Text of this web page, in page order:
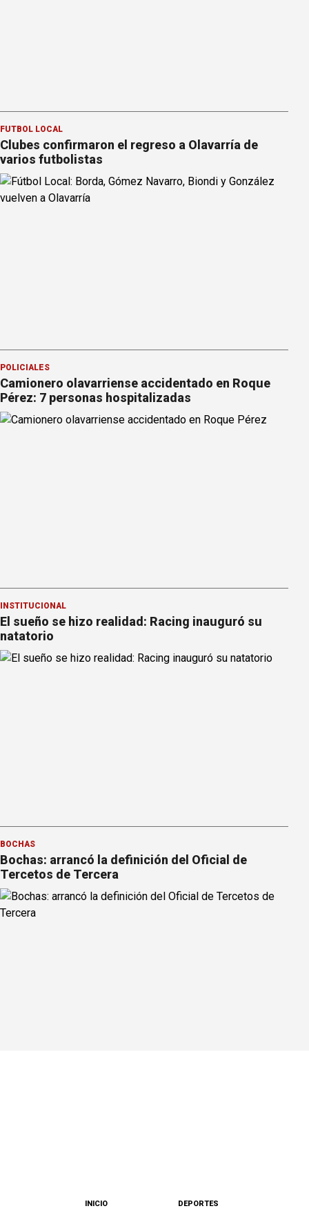
FÚTBOL LOCAL
Clubes confirmaron el regreso a Olavarría de
varios futbolistas
POLICIALES
Camionero olavarriense accidentado en Roque
Pérez: 7 personas hospitalizadas
INSTITUCIONAL
El sueño se hizo realidad: Racing inauguró su
natatorio
BOCHAS
Bochas: arrancó la definición del Oficial de
Tercetos de Tercera
INICIO DEPORTES